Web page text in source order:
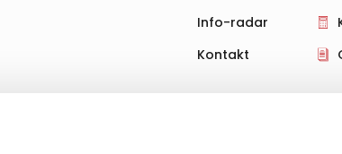
čitanje i obradu informacija na vašem
Info-radar
Kontakt